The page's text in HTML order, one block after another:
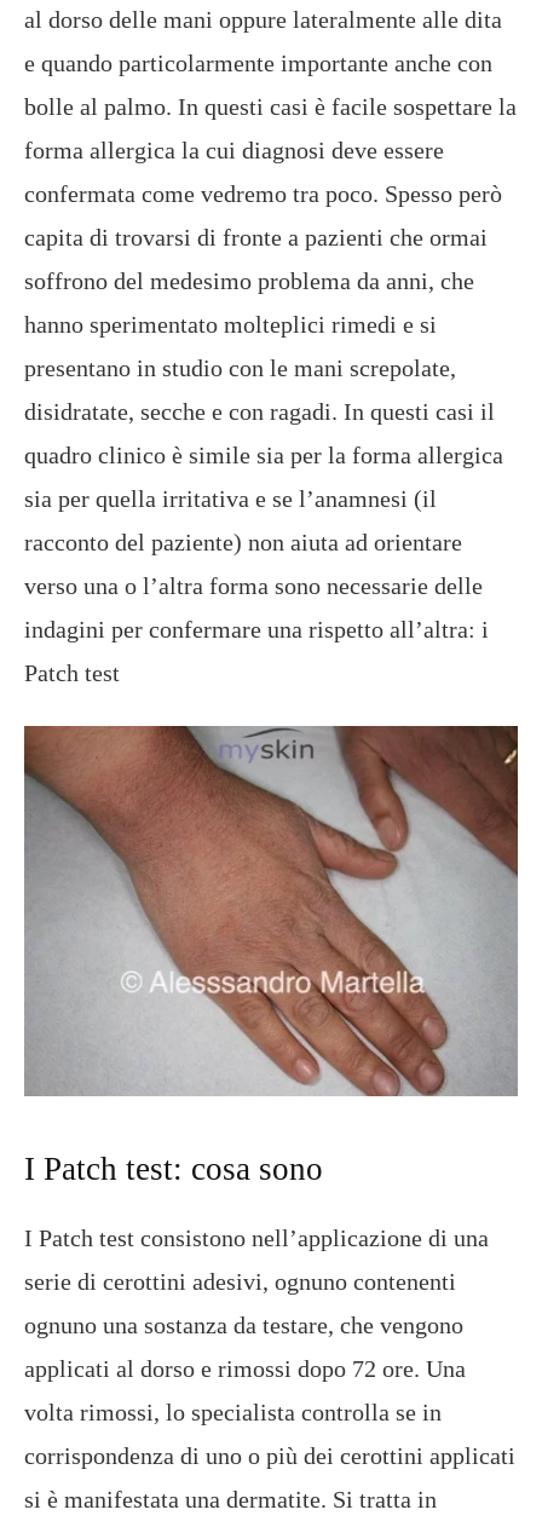
al dorso delle mani oppure lateralmente alle dita
e quando particolarmente importante anche con
bolle al palmo. In questi casi è facile sospettare la
forma allergica la cui diagnosi deve essere
confermata come vedremo tra poco. Spesso però
capita di trovarsi di fronte a pazienti che ormai
soffrono del medesimo problema da anni, che
hanno sperimentato molteplici rimedi e si
presentano in studio con le mani screpolate,
disidratate, secche e con ragadi. In questi casi il
quadro clinico è simile sia per la forma allergica
sia per quella irritativa e se l’anamnesi (il
racconto del paziente) non aiuta ad orientare
verso una o l’altra forma sono necessarie delle
indagini per confermare una rispetto all’altra: i
Patch test
I Patch test: cosa sono
I Patch test consistono nell’applicazione di una
serie di cerottini adesivi, ognuno contenenti
ognuno una sostanza da testare, che vengono
applicati al dorso e rimossi dopo 72 ore. Una
volta rimossi, lo specialista controlla se in
corrispondenza di uno o più dei cerottini applicati
si è manifestata una dermatite. Si tratta in